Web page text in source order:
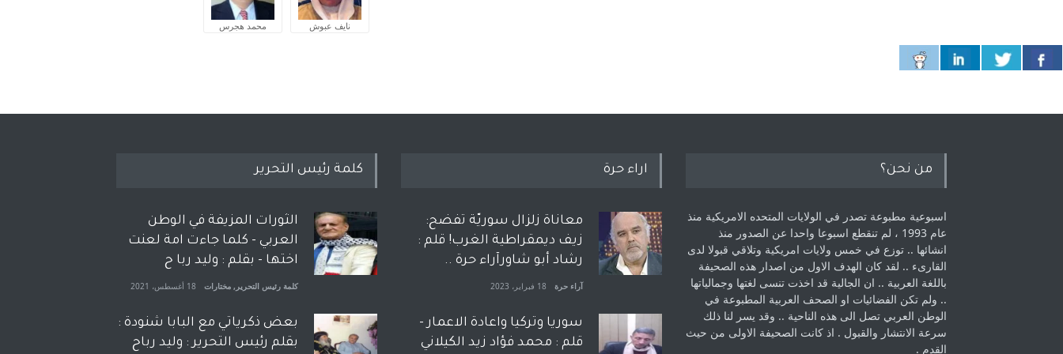
نايف عبوش محمد هجرس
من نحن؟
اسبوعية مطبوعة تصدر في الولايات المتحده الامريكية منذ
عام 1993 ، لم ‏تنقطع اسبوعا واحدا عن الصدور منذ
انشائها .. توزع في خمس ولايات امريكية ‏وتلاقي قبولا لدى
القارىء ..‏ لقد كان الهدف الاول من اصدار هذه الصحيفة
باللغة العربية .. ان الجالية قد اخذت ‏تنسى لغتها وجمالياتها
.. ولم تكن الفضائيات او الصحف العربية المطبوعة في
الوطن ‏العربي تصل الى هذه الناحية .. وقد يسر لنا ذلك
سرعة الانتشار والقبول . اذ كانت ‏الصحيفة الاولى من حيث
القدم . ‏
اراء حرة
معاناة زلزال سوريّة تفضح:
زيف ديمقراطية الغرب! قلم :
رشاد أبو شاورآراء حرة ..
آراء حرة 18 فبراير، 2023
سوريا وتركيا واعادة الاعمار -
قلم : محمد فؤاد زيد الكيلاني
كلمة رئيس التحرير
الثورات المزيفة في الوطن
العربي - كلما جاءت امة لعنت
اختها - بقلم : وليد ربا ح
كلمة رئيس التحرير , مختارات 18 أغسطس، 2021
بعض ذكرياتي مع البابا شنودة :
بقلم رئيس التحرير : وليد رباح